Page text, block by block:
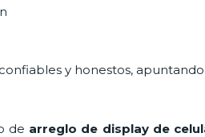
y honestos,
de arreglo de display de